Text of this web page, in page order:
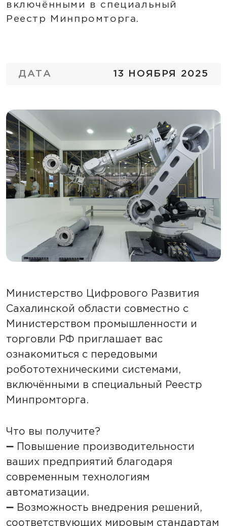
включёнными в специальный
Реестр Минпромторга.
ДАТА 13 НОЯБРЯ 2025
Министерство Цифрового Развития
Сахалинской области совместно с
Министерством промышленности и
торговли РФ приглашает вас
ознакомиться с передовыми
робототехническими системами,
включёнными в специальный Реестр
Минпромторга.
Что вы получите?
➖ Повышение производительности
ваших предприятий благодаря
современным технологиям
автоматизации.
➖ Возможность внедрения решений,
соответствующих мировым стандартам